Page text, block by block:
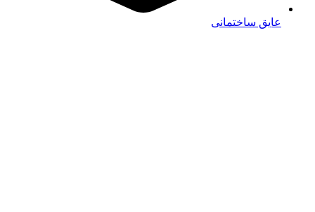
عایق ساختمانی